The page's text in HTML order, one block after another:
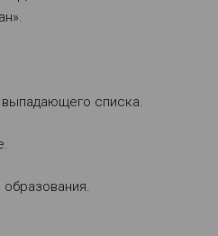
списка.